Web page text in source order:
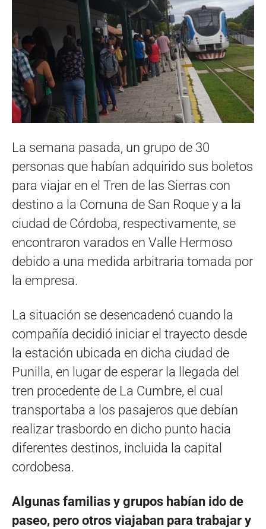
La semana pasada, un grupo de 30
personas que habían adquirido sus boletos
para viajar en el Tren de las Sierras con
destino a la Comuna de San Roque y a la
ciudad de Córdoba, respectivamente, se
encontraron varados en Valle Hermoso
debido a una medida arbitraria tomada por
la empresa.
La situación se desencadenó cuando la
compañía decidió iniciar el trayecto desde
la estación ubicada en dicha ciudad de
Punilla, en lugar de esperar la llegada del
tren procedente de La Cumbre, el cual
transportaba a los pasajeros que debían
realizar trasbordo en dicho punto hacia
diferentes destinos, incluida la capital
cordobesa.
Algunas familias y grupos habían ido de
paseo, pero otros viajaban para trabajar y